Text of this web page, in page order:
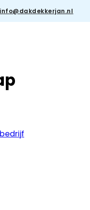
info@dakdekkerjan.nl